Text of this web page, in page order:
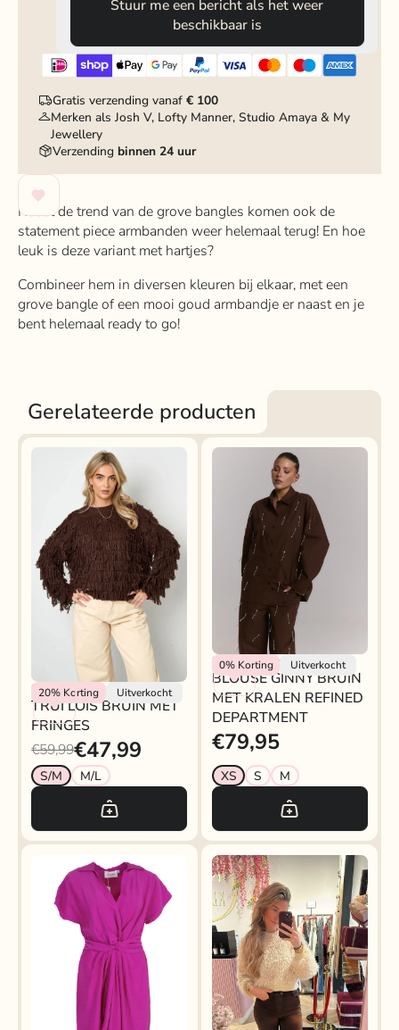
Stuur me een bericht als het weer
beschikbaar is
Gratis verzending vanaf€ 100
Merken als Josh V, Lofty Manner, Studio Amaya & My
Jewellery
Verzendingbinnen 24 uur
Naast de trend van de grove bangles komen ook de
statement piece armbanden weer helemaal terug! En hoe
leuk is deze variant met hartjes?
Combineer hem in diversen kleuren bij elkaar, met een
grove bangle of een mooi goud armbandje er naast en je
bent helemaal ready to go!
Gerelateerde producten
20% Korting Uitverkocht
Rokjeklokje
TRUI LOIS BRUIN MET
FRINGES
€59,99€47,99
S/M M/L
0%Korting Uitverkocht
Refined Department
BLOUSE GINNY BRUIN
MET KRALEN REFINED
DEPARTMENT
€79,95
XS S M